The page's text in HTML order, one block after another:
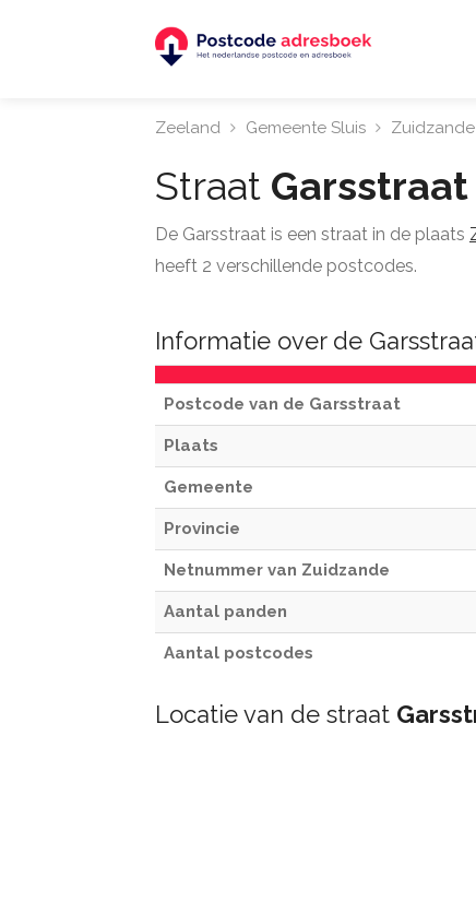
Zeeland Gemeente Sluis Zuidzande
Straat Garsstraat
De Garsstraat is een straat in de plaats
heeft 2 verschillende postcodes.
Informatie over de
Postcode van de Garsstraat
Plaats
Gemeente
Provincie
Netnummer van Zuidzande
Aantal panden
Aantal postcodes
Locatie van de straat